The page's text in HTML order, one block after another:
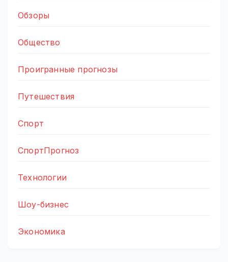
Обзоры
Общество
Проигранные прогнозы
Путешествия
Спорт
СпортПрогноз
Технологии
Шоу-бизнес
Экономика